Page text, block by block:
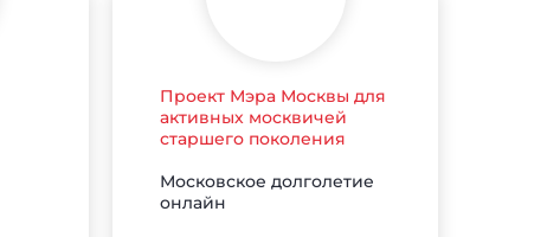
Проект Мэра Москвы для
активных москвичей
старшего поколения
Московское долголетие
онлайн